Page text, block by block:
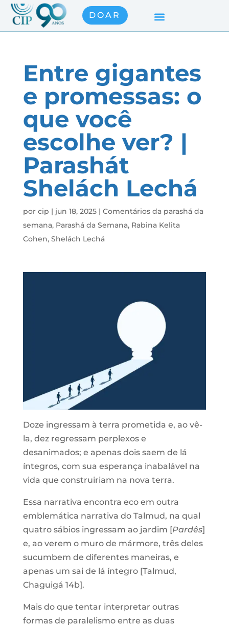
DOAR
Entre gigantes
e promessas: o
que você
escolhe ver? |
Parashát
Shelách Lechá
por cip | jun 18, 2025| Comentários da parashá da
semana, Parashá da Semana, Rabina Kelita
Cohen, Shelách Lechá
Doze ingressam à terra prometida e, ao vê-
la, dez regressam perplexos e
desanimados; e apenas dois saem de lá
íntegros, com sua esperança inabalável na
vida que construiriam na nova terra.
Essa narrativa encontra eco em outra
emblemática narrativa do Talmud, na qual
quatro sábios ingressam ao jardim [Pardês]
e, ao verem o muro de mármore, três deles
sucumbem de diferentes maneiras, e
apenas um sai de lá íntegro [Talmud,
Chaguigá 14b].
Mais do que tentar interpretar outras
formas de paralelismo entre as duas